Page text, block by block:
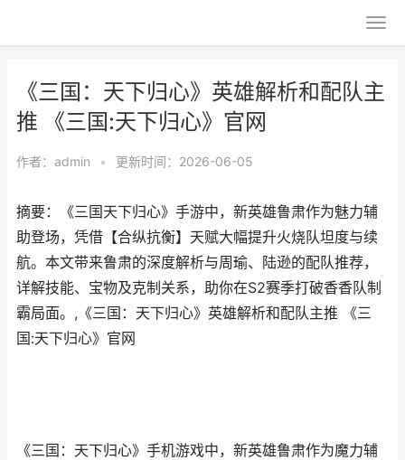
《三国：天下归心》英雄解析和配队主
推 《三国:天下归心》官网
作者： admin • 更新时间：2026-06-05
摘要：《三国天下归心》手游中，新英雄鲁肃作为魅力辅
助登场，凭借【合纵抗衡】天赋大幅提升火烧队坦度与续
航。本文带来鲁肃的深度解析与周瑜、陆逊的配队推荐，
详解技能、宝物及克制关系，助你在S2赛季打破香香队制
霸局面。,《三国：天下归心》英雄解析和配队主推 《三
国:天下归心》官网
《三国：天下归心》手机游戏中，新英雄鲁肃作为魔力辅